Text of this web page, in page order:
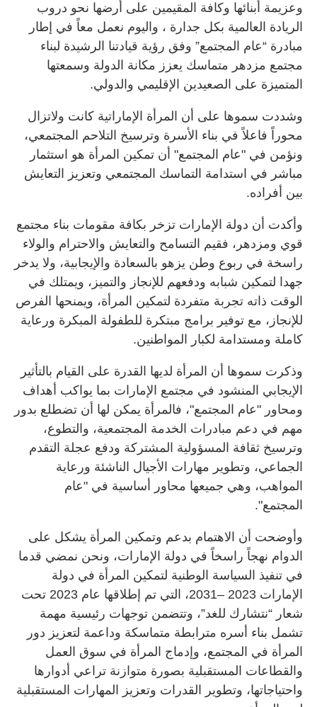
وعزيمة أبنائها وكافة المقيمين على أرضها نحو دروب
الريادة العالمية بكل جدارة ، واليوم نعمل معاً في إطار
مبادرة “عام المجتمع” وفق رؤية قيادتنا الرشيدة لبناء
مجتمع مزدهر متماسك يعزز مكانة الدولة وسمعتها
المتميزة على الصعيدين الإقليمي والدولي.
وشددت سموها على أن المرأة الإماراتية كانت ولاتزال
محوراً فاعلاً في بناء الأسرة وترسيخ التلاحم المجتمعي،
ونؤمن في "عام المجتمع" أن تمكين المرأة هو استثمار
مباشر في استدامة التماسك المجتمعي وتعزيز التعايش
بين أفراده.
وأكدت أن دولة الإمارات تزخر بكافة مقومات بناء مجتمع
قوي ومزدهر، فقيم التسامح والتعايش والاحترام والولاء
راسخة في ربوع وطن يزهو بالسعادة والإيجابية، ولا يدخر
جهدا لتمكين شبابه ودفعهم للإنجاز والتميز، ويمتلك في
الوقت ذاته تجربة متفردة لتمكين المرأة، ويمنحها الفرص
للإنجاز، مع توفير برامج مبتكرة للطفولة المبكرة ورعاية
كاملة ومستدامة لكبار المواطنين.
وذكرت سموها أن المرأة لديها القدرة على القيام بالتأثير
الإيجابي المنشود في مجتمع الإمارات بما يواكب أهداف
ومحاور "عام المجتمع"، فالمرأة يمكن لها أن تضطلع بدور
مهم في دعم مبادرات الخدمة المجتمعية، والتطوع،
وترسيخ ثقافة المسؤولية المشتركة ودفع عجلة التقدم
الجماعي، وتطوير مهارات الأجيال الناشئة ورعاية
المواهب، وهي جميعها محاور أساسية في "عام
المجتمع".
وأوضحت أن الاهتمام بدعم وتمكين المرأة يشكل على
الدوام نهجاً راسخاً في دولة الإمارات، ونحن نمضي قدما
في تنفيذ السياسة الوطنية لتمكين المرأة في دولة
الإمارات 2023 –2031، التي تم إطلاقها عام 2023 تحت
شعار “نتشارك للغد”، وتتضمن توجهات رئيسية مهمة
تشمل بناء أسره مترابطة متماسكة وداعمة لتعزيز دور
المرأة في المجتمع، وإدماج المرأة في سوق العمل
والقطاعات المستقبلية بصورة متوازنة تراعي أدوارها
واحتياجاتها، وتطوير القدرات وتعزيز المهارات المستقبلية